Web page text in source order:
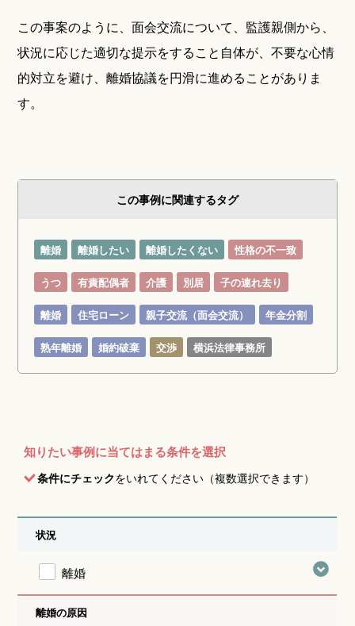
この事案のように、面会交流について、監護親側から、
状況に応じた適切な提示をすること自体が、不要な心情
的対立を避け、離婚協議を円滑に進めることがありま
す。
この事例に関連するタグ
離婚 離婚したい 離婚したくない 性格の不一致
うつ 有責配偶者 介護 別居 子の連れ去り
離婚 住宅ローン 親子交流（面会交流） 年金分割
熟年離婚 婚約破棄 交渉 横浜法律事務所
知りたい事例に当てはまる条件を選択
条件にチェックをいれてください（複数選択できます）
状況
離婚
離婚の原因